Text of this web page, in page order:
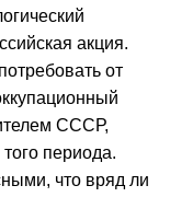
акция.
от
СССР,
периода.
что вряд ли